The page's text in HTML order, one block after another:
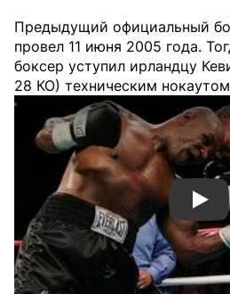
Предыдущий официальный
провел 11 июня 2005 года.
боксер уступил ирландцу
28 КО) техническим